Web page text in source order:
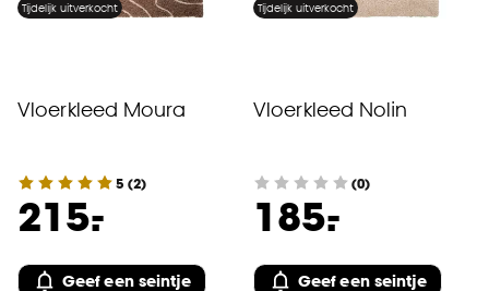
Tijdelijk uitverkocht
Vloerkleed Moura
5 (2)
215.
-
Geef een seintje
Tijdelijk uitverkocht
Vloerkleed Nolin
(0)
185.
-
Geef een seintje